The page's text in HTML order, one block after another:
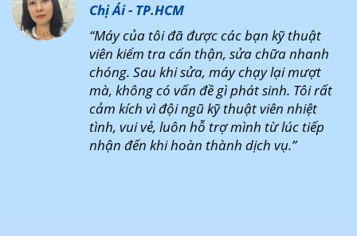
Chị Ái - TP.HCM
“Máy của tôi đã được các bạn kỹ thuật
viên kiểm tra cẩn thận, sửa chữa nhanh
chóng. Sau khi sửa, máy chạy lại mượt
mà, không có vấn đề gì phát sinh. Tôi rất
cảm kích vì đội ngũ kỹ thuật viên nhiệt
tình, vui vẻ, luôn hỗ trợ mình từ lúc tiếp
nhận đến khi hoàn thành dịch vụ.”